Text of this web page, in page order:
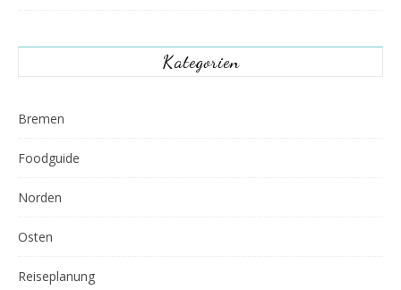
Kategorien
Bremen
Foodguide
Norden
Osten
Reiseplanung